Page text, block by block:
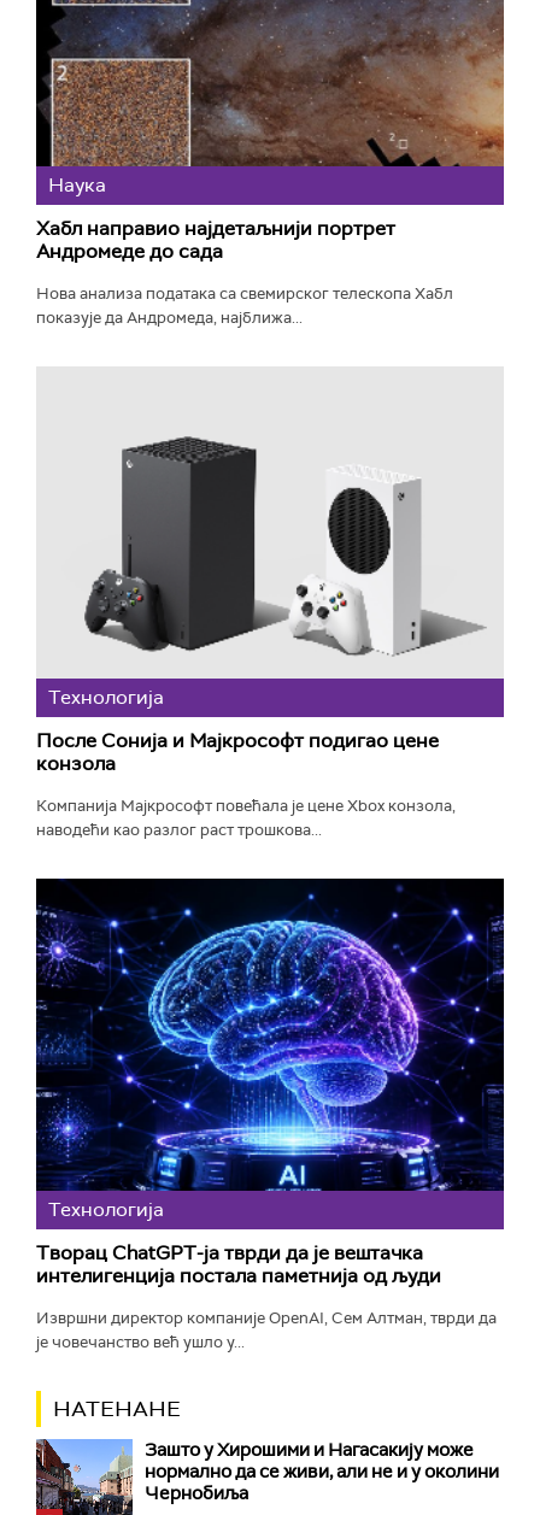
Наука
Хабл направио најдетаљнији портрет
Андромеде до сада
Нова анализа података са свемирског телескопа Хабл
показује да Андромеда, најближа...
Технологијa
После Сонија и Мајкрософт подигао цене
конзола
Компанија Мајкрософт повећала је цене Xbox конзола,
наводећи као разлог раст трошкова...
Технологијa
Творац ChatGPT-ја тврди да је вештачка
интелигенција постала паметнија од људи
Извршни директор компаније OpenAI, Сем Алтман, тврди да
је човечанство већ ушло у...
НАТЕНАНЕ
Зашто у Хирошими и Нагасакију може
нормално да се живи, али не и у околини
Чернобиља